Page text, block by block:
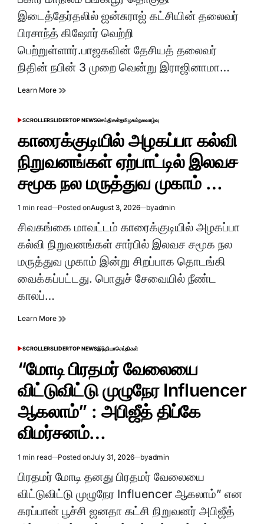
time
இடைத்தேர்தலில் ஜன்சுராஜ் கட்சியின் தலைவர்
பிரசாந்த் கிஷோர் வெற்றி
பெற்றுள்ளார்.பாஜகவின் தேசியத் தலைவர்
நிதின் நபின் 3 முறை வென்று இராஜினாமா…
Learn More
POSTED
SCROLLERSLIDERTOP NEWSசெய்திகள்தமிழகம்நலவாழ்வு
காரைக்குடியில் அழகப்பா கல்வி
நிறுவனங்கள் ஏற்பாட்டில் இலவச
சமூக நல மருத்துவ முகாம் …
Estimated
read
time
1 min read Posted onAugust 3, 2026 byadmin
சிவகங்கை மாவட்டம் காரைக்குடியில் அழகப்பா
கல்வி நிறுவனங்கள் சார்பில் இலவச சமூக நல
மருத்துவ முகாம் இன்று சிறப்பாக தொடங்கி
வைக்கப்பட்டது. பொதுச் சேவையில் நீண்ட
காலப்…
Learn More
POSTED
SCROLLERSLIDERTOP NEWSஇந்தியாசெய்திகள்
“மோடி பிரதமர் வேலையை
விட்டுவிட்டு முழுநேர Influencer
ஆகலாம்” : அபிஜீத் திப்கே
விமர்சனம்…
Estimated
read
time
1 min read Posted onJuly 31, 2026 byadmin
பிரதமர் மோடி தனது பிரதமர் வேலையை
விட்டுவிட்டு முழுநேர Influencer ஆகலாம்” என
கரப்பான் பூச்சி ஜனதா கட்சி நிறுவனர் அபிஜீத்